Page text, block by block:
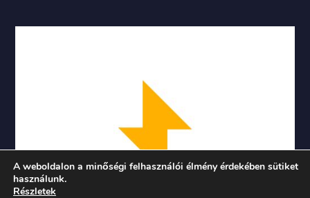
A weboldalon a minőségi felhasználói élmény érdekében sütiket
használunk.
Részletek